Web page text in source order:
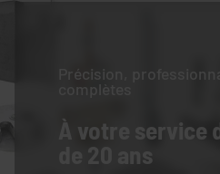
Précision,
complètes
À votre service
de 20 ans